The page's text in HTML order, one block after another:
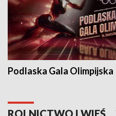
Podlaska Gala Olimpijska